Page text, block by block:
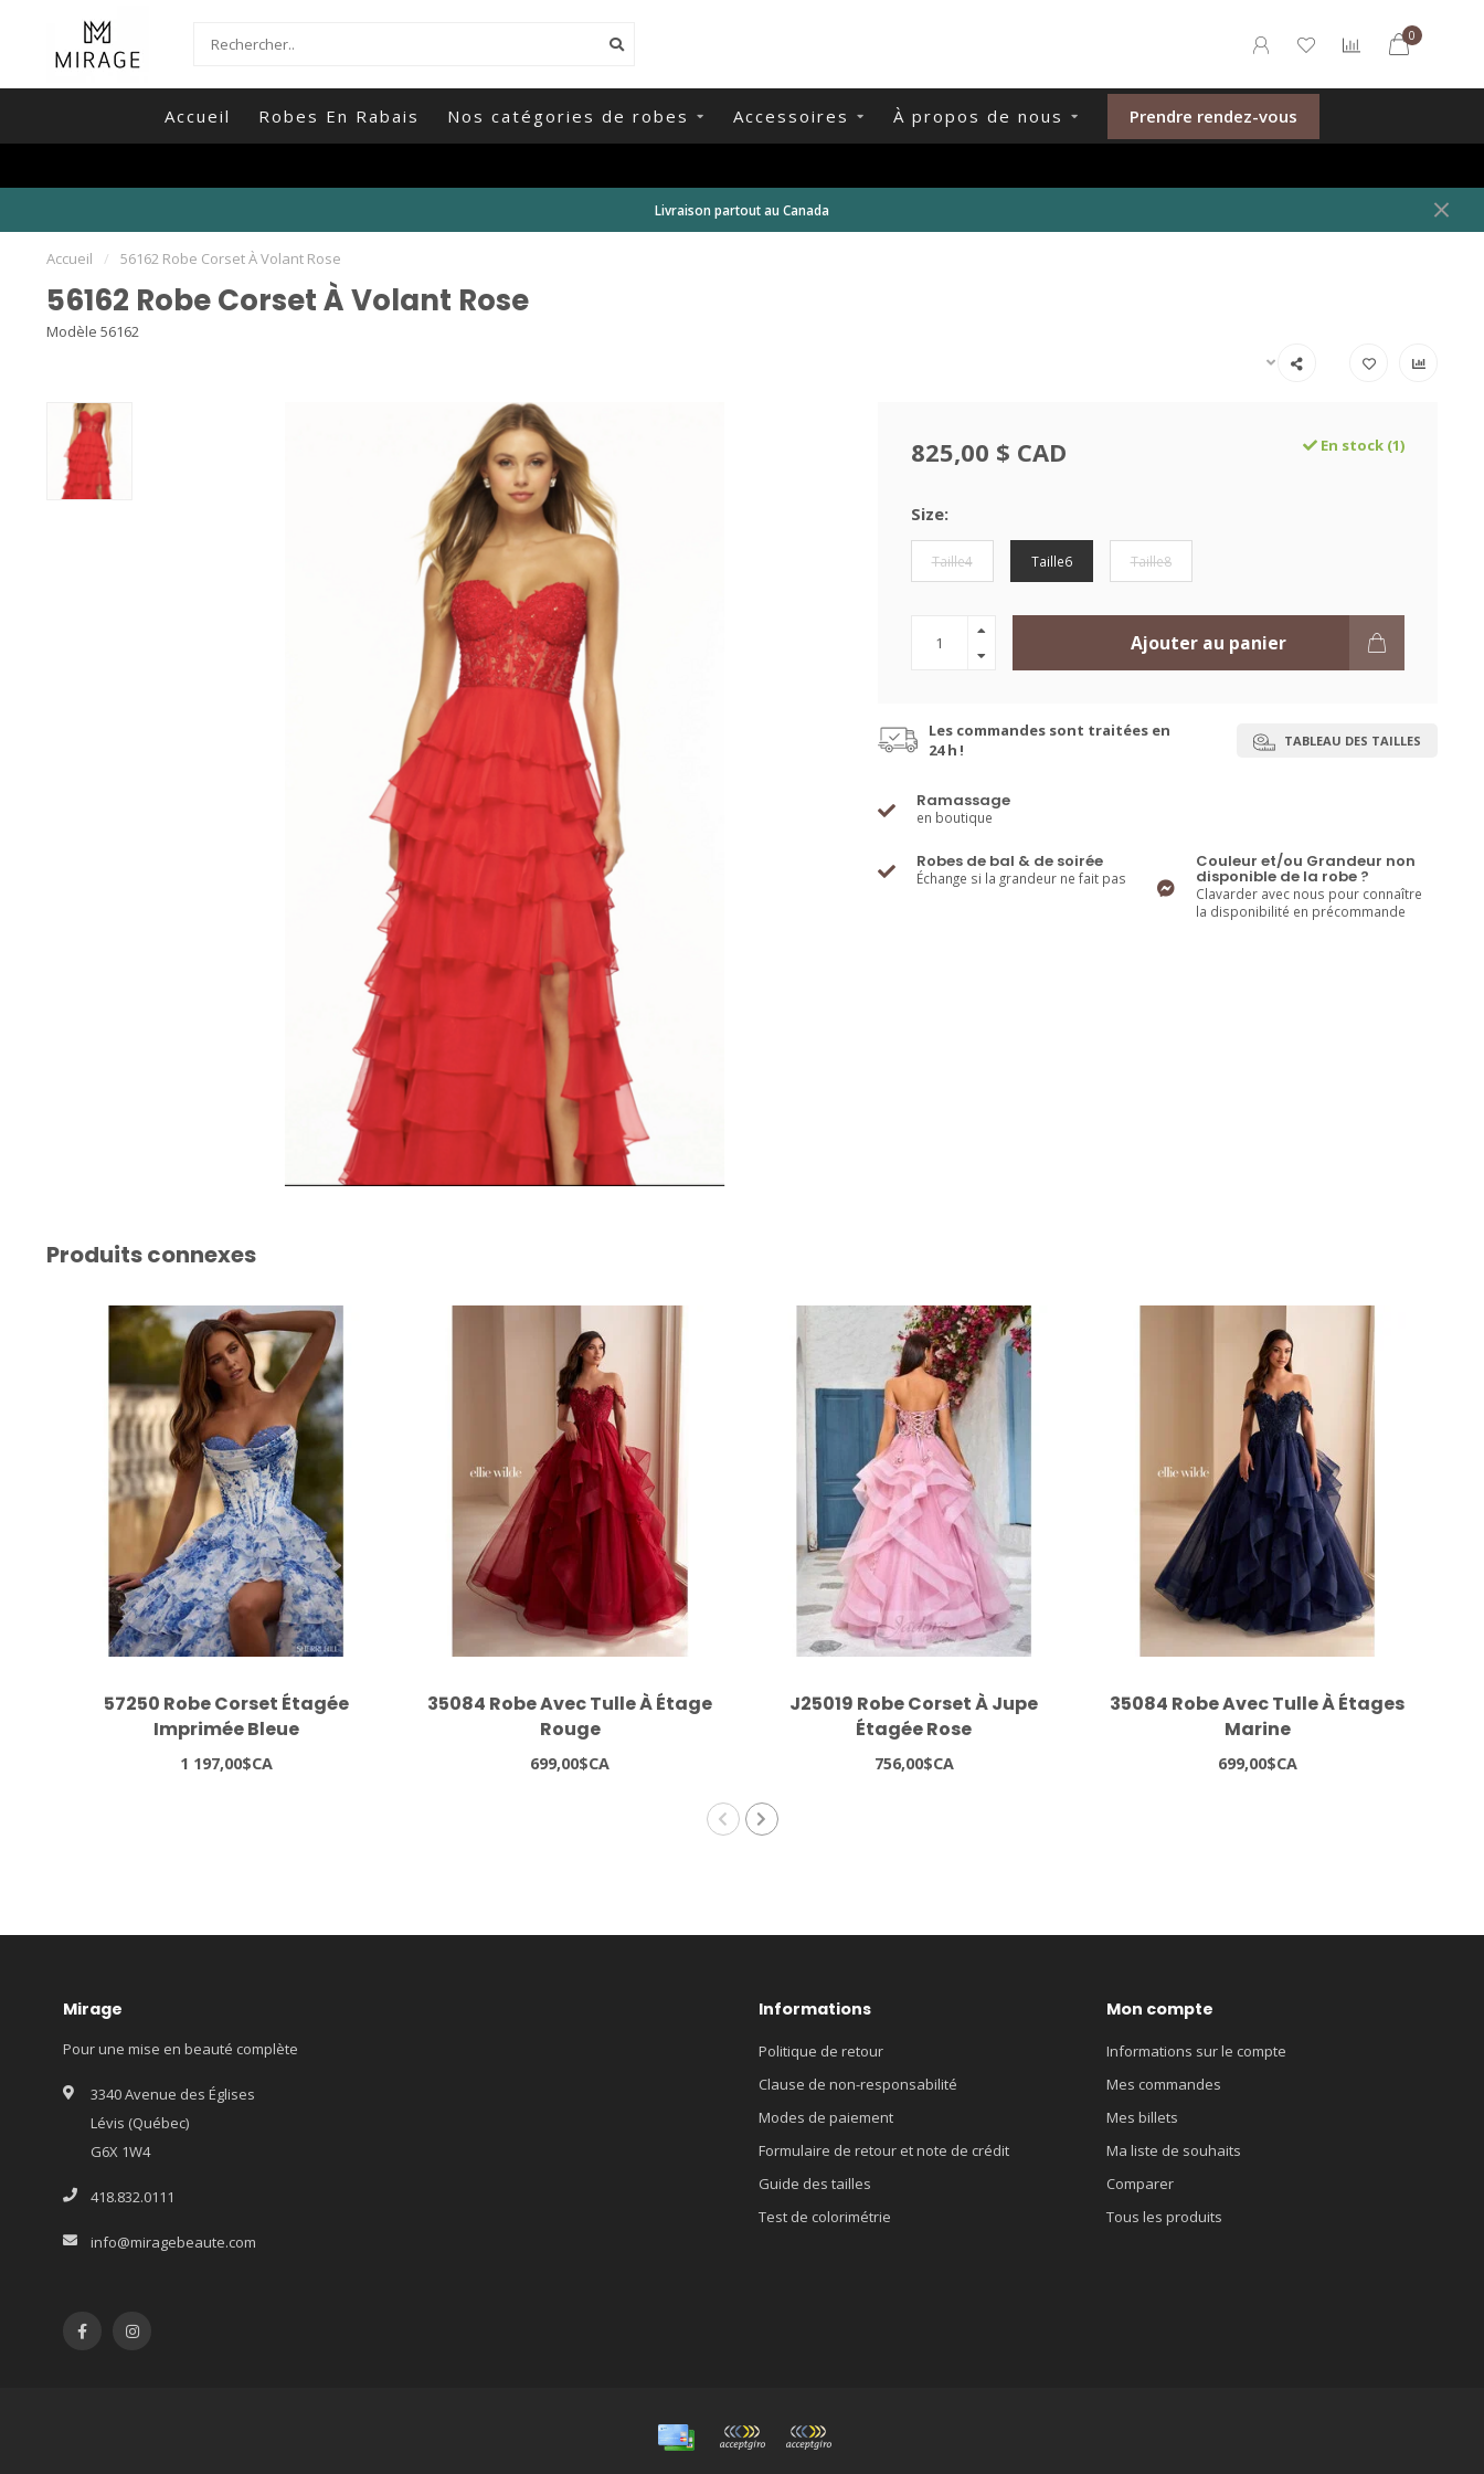
0
Accueil Robes En Rabais Nos catégories de robes Accessoires À propos de nous Prendre rendez-vous
Livraison partout au Canada
Accueil / 56162 Robe Corset À Volant Rose
56162 Robe Corset À Volant Rose
Modèle 56162
825,00 $ CAD En stock (1)
Size:
Taille4 Taille6 Taille8
Ajouter au panier
Les commandes sont traitées en
24 h !
TABLEAU DES TAILLES
Ramassage
en boutique
Robes de bal & de soirée
Échange si la grandeur ne fait pas
Couleur et/ou Grandeur non
disponible de la robe ?
Clavarder avec nous pour connaître
la disponibilité en précommande
Produits connexes
57250 Robe Corset Étagée
Imprimée Bleue
1 197,00$CA
35084 Robe Avec Tulle À Étage
Rouge
699,00$CA
J25019 Robe Corset À Jupe
Étagée Rose
756,00$CA
35084 Robe Avec Tulle À Étages
Marine
699,00$CA
Mirage
Pour une mise en beauté complète
3340 Avenue des Églises
Lévis (Québec)
G6X 1W4
418.832.0111
info@miragebeaute.com
Informations
Politique de retour
Clause de non-responsabilité
Modes de paiement
Formulaire de retour et note de crédit
Guide des tailles
Test de colorimétrie
Mon compte
Informations sur le compte
Mes commandes
Mes billets
Ma liste de souhaits
Comparer
Tous les produits